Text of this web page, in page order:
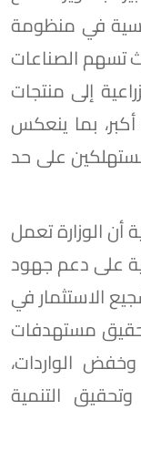
في منظومة
تسهم الصناعات
إلى منتجات
بما ينعكس
على حد
أن الوزارة تعمل
على دعم جهود
الاستثمار في
مستهدفات
وخفض الواردات،
التنمية